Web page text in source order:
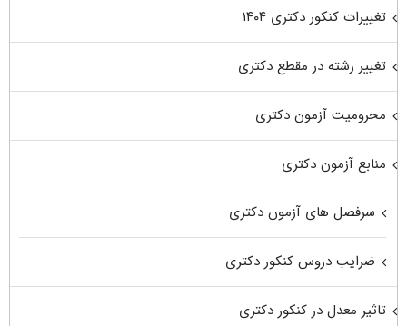
تغییرات کنکور دکتری ۱۴۰۴
تغییر رشته در مقطع دکتری
محرومیت آزمون دکتری
منابع آزمون دکتری
سرفصل های آزمون دکتری
ضرایب دروس کنکور دکتری
تاثیر معدل در کنکور دکتری